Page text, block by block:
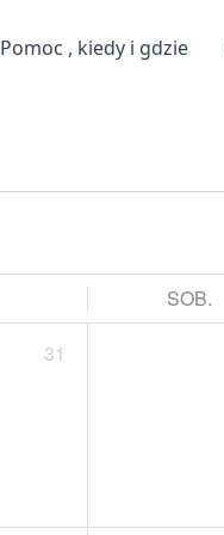
Pomoc , kiedy i gdzie
SOB.
31